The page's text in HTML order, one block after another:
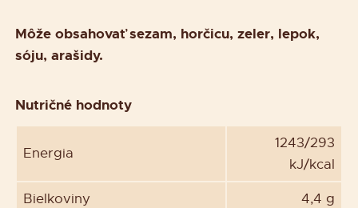
Môže obsahovať sezam, horčicu, zeler, lepok,
sóju, arašidy.
Nutričné hodnoty
Energia
1243/293
kJ/kcal
Bielkoviny 4,4 g